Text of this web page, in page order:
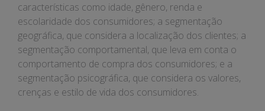
características como idade, gênero, renda e
escolaridade dos consumidores; a segmentação
geográfica, que considera a localização dos clientes; a
segmentação comportamental, que leva em conta o
comportamento de compra dos consumidores; e a
segmentação psicográfica, que considera os valores,
crenças e estilo de vida dos consumidores.